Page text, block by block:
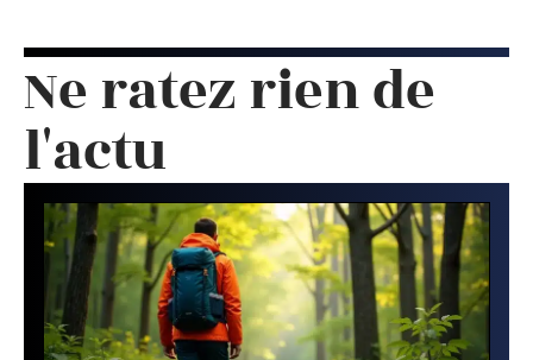
Ne ratez rien de
l'actu